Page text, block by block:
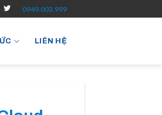
0949.003.999
LIÊN HỆ